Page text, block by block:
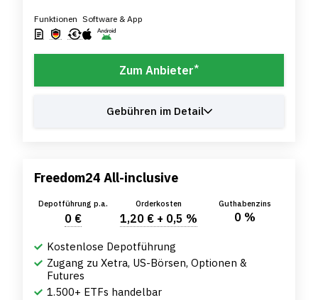
Funktionen Software & App
Zum Anbieter*
Gebühren im Detail
Freedom24 All-inclusive
Depotführung p.a.
0 €
Orderkosten
1,20 € + 0,5 %
Guthabenzins
0 %
Kostenlose Depotführung
Zugang zu Xetra, US-Börsen, Optionen &
Futures
1.500+ ETFs handelbar